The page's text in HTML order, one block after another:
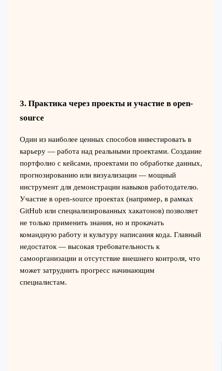
3. Практика через проекты и участие в open-
source
Один из наиболее ценных способов инвестировать в
карьеру — работа над реальными проектами. Создание
портфолио с кейсами, проектами по обработке данных,
прогнозированию или визуализации — мощный
инструмент для демонстрации навыков работодателю.
Участие в open-source проектах (например, в рамках
GitHub или специализированных хакатонов) позволяет
не только применить знания, но и прокачать
командную работу и культуру написания кода. Главный
недостаток — высокая требовательность к
самоорганизации и отсутствие внешнего контроля, что
может затруднить прогресс начинающим
специалистам.